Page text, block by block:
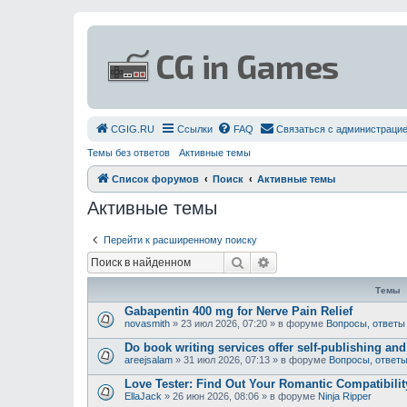
СGIG.RU Ссылки FAQ Связаться с
Темы без ответов Активные темы
Список форумов Поиск Активные темы
Активные темы
Перейти к расширенному поиску
Поиск
Темы
Gabapentin 400 mg for Nerve Pain Relief
novasmith » 23 июл 2026, 07:20 » в форуме Вопросы, ответы
Do book writing services offer self-publishing
areejsalam » 31 июл 2026, 07:13 » в форуме Вопросы, ответы
Love Tester: Find Out Your Romantic
EllaJack » 26 июн 2026, 08:06 » в форуме Ninja Ripper